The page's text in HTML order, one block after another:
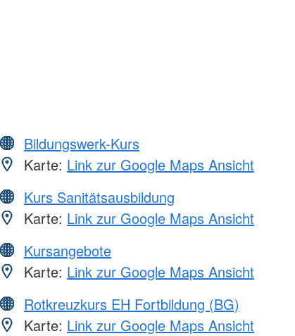
Bildungswerk-Kurs
Karte: Link zur Google Maps Ansicht
Kurs Sanitätsausbildung
Karte: Link zur Google Maps Ansicht
Kursangebote
Karte: Link zur Google Maps Ansicht
Rotkreuzkurs EH Fortbildung (BG)
Karte: Link zur Google Maps Ansicht